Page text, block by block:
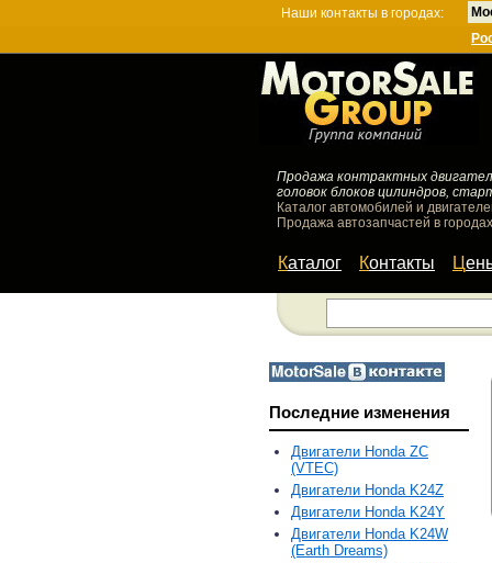
Наши контакты в городах:
Продажа контрактных
головок блоков цилиндров,
Каталог автомобилей и
Продажа автозапчастей в
Каталог Контакты
Последние изменения
Двигатели Honda ZC
(VTEC)
Двигатели Honda K24Z
Двигатели Honda K24Y
Двигатели Honda K24W
(Earth Dreams)